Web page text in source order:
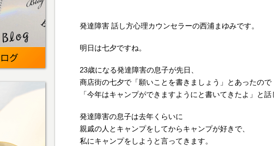
発達障害 話し方心理カウンセラーの西浦まゆみです。
明日は七夕ですね。
23歳になる発達障害の息子が先日、
商店街の七夕で「願いことを書きましょう」とあったので
「今年はキャンプができますようにと書いてきたよ」と話
発達障害の息子は去年くらいに
親戚の人とキャンプをしてからキャンプが好きで、
私にキャンプをしようと言ってきます。